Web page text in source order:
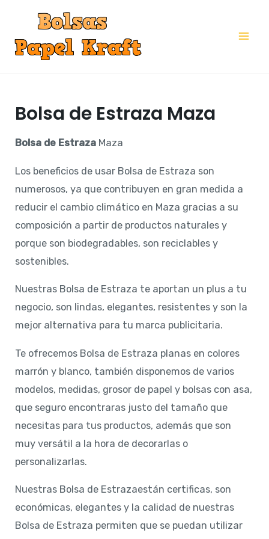
contenido
Bolsa de Estraza Maza
Bolsa de Estraza Maza
Los beneficios de usar Bolsa de Estraza son
numerosos, ya que contribuyen en gran medida a
reducir el cambio climático en Maza gracias a su
composición a partir de productos naturales y
porque son biodegradables, son reciclables y
sostenibles.
Nuestras Bolsa de Estraza te aportan un plus a tu
negocio, son lindas, elegantes, resistentes y son la
mejor alternativa para tu marca publicitaria.
Te ofrecemos Bolsa de Estraza planas en colores
marrón y blanco, también disponemos de varios
modelos, medidas, grosor de papel y bolsas con asa,
que seguro encontraras justo del tamaño que
necesitas para tus productos, además que son
muy versátil a la hora de decorarlas o
personalizarlas.
Nuestras Bolsa de Estrazaestán certificas, son
económicas, elegantes y la calidad de nuestras
Bolsa de Estraza permiten que se puedan utilizar